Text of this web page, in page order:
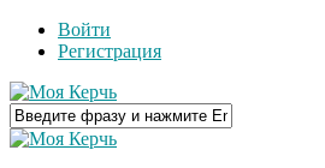
Войти
Регистрация